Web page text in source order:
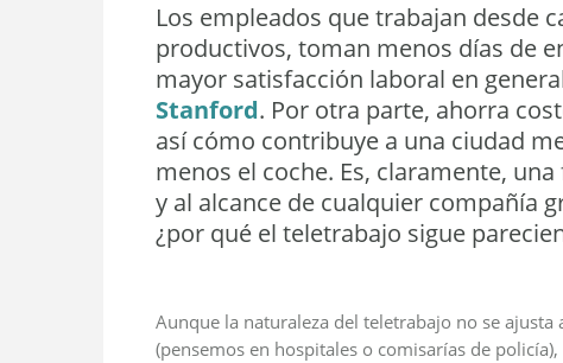
Los empleados que trabajan desde
productivos, toman menos días de
mayor satisfacción laboral en
Stanford. Por otra parte, ahorra
así cómo contribuye a una ciudad
menos el coche. Es, claramente,
y al alcance de cualquier compañía
¿por qué el teletrabajo sigue
Aunque la naturaleza del teletrabajo no se ajusta
(pensemos en hospitales o comisarías de